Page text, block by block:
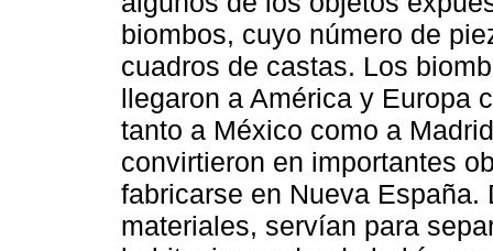
biombos, cuyo número de
cuadros de castas. Los
llegaron a América y Europa
tanto a México como a
convirtieron en importantes
fabricarse en Nueva
materiales, servían para